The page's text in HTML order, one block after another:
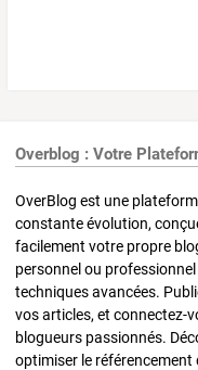
Overblog : Votre
OverBlog est une
constante évolution,
facilement votre propre
personnel ou
techniques avancées.
vos articles, et connectez-
blogueurs passionnés.
optimiser le